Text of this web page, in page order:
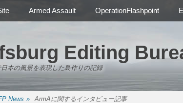
Editing
本の風景を表現した島作りの記録
ニュー
Armed Assault OperationFlashpoint
News » ArmAに関するインタビュー記事